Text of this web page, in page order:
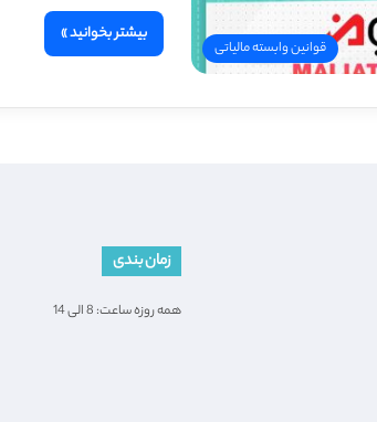
قوانین وابسته مالیاتی
بیشتر بخوانید »
زمان بندی
همه روزه ساعت: 8 الی 14